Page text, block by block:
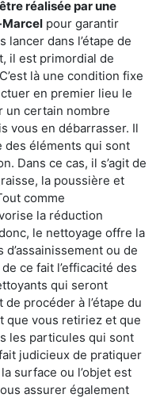
réalisée par une
Marcel pour garantir
lancer dans l’étape de
il est primordial de
là une condition fixe
en premier lieu le
un certain nombre
vous en débarrasser. Il
des éléments qui sont
Dans ce cas, il s’agit de
la poussière et
comme
la réduction
le nettoyage offre la
ou de
ce fait l’efficacité des
qui seront
procéder à l’étape du
que vous retiriez et que
les particules qui sont
judicieux de pratiquer
surface ou l’objet est
assurer également